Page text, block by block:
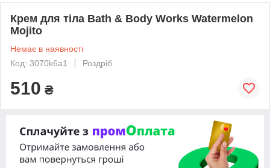
Крем для тіла Bath & Body Works Watermelon
Mojito
Немає в наявності
Код: 3070k6a1
Роздріб
510 ₴